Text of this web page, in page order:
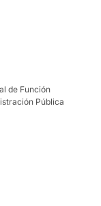
de Función
Pública